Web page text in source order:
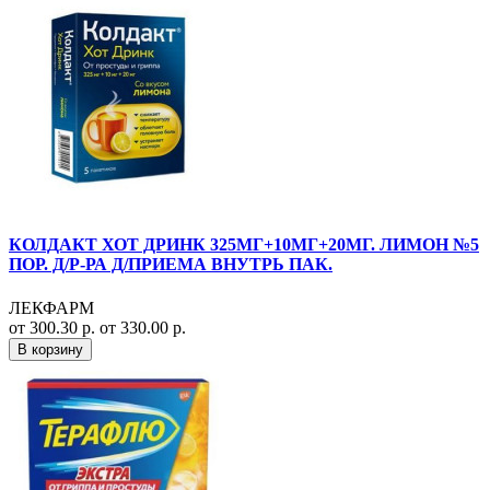
КОЛДАКТ ХОТ ДРИНК 325МГ+10МГ+20МГ. ЛИМОН №5
ПОР. Д/Р-РА Д/ПРИЕМА ВНУТРЬ ПАК.
ЛЕКФАРМ
от 300.30 р. от 330.00 р.
В корзину